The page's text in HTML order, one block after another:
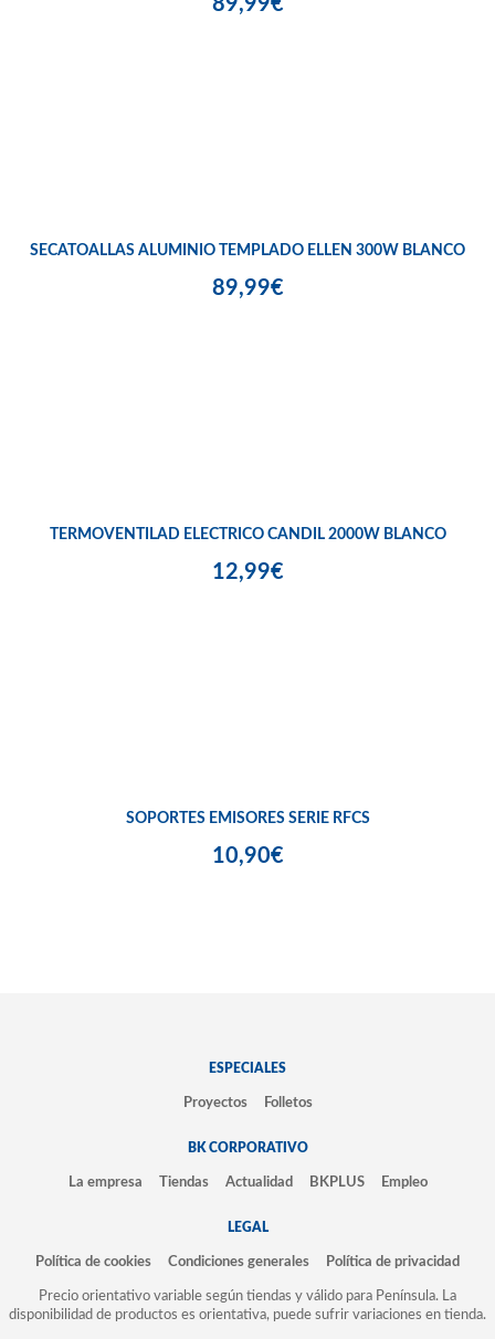
89,99€
SECATOALLAS ALUMINIO TEMPLADO ELLEN 300W BLANCO
89,99€
TERMOVENTILAD ELECTRICO CANDIL 2000W BLANCO
12,99€
SOPORTES EMISORES SERIE RFCS
10,90€
ESPECIALES
Proyectos Folletos
BK CORPORATIVO
La empresa Tiendas Actualidad BKPLUS Empleo
LEGAL
Política de cookies Condiciones generales Política de privacidad
Precio orientativo variable según tiendas y válido para Península. La
disponibilidad de productos es orientativa, puede sufrir variaciones en tienda.